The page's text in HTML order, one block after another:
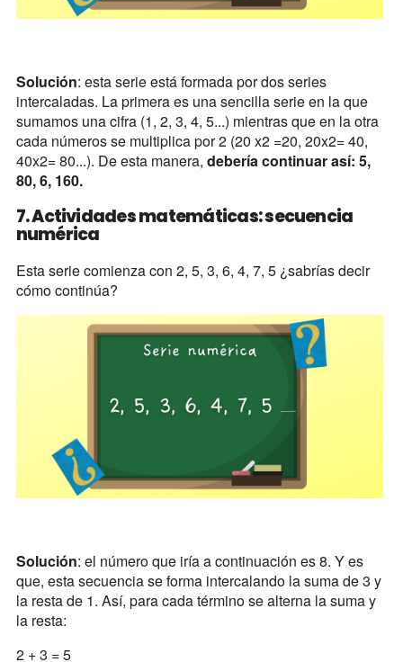
Solución: esta serie está formada por dos series
intercaladas. La primera es una sencilla serie en la que
sumamos una cifra (1, 2, 3, 4, 5...) mientras que en la otra
cada números se multiplica por 2 (20 x2 =20, 20x2= 40,
40x2= 80...). De esta manera, debería continuar así: 5,
80, 6, 160.
7. Actividades matemáticas: secuencia
numérica
Esta serie comienza con 2, 5, 3, 6, 4, 7, 5 ¿sabrías decir
cómo continúa?
Solución: el número que iría a continuación es 8. Y es
que, esta secuencia se forma intercalando la suma de 3 y
la resta de 1. Así, para cada término se alterna la suma y
la resta:
2 + 3 = 5